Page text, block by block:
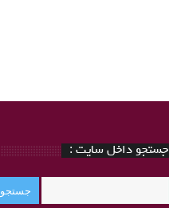
جستجو داخل سایت :